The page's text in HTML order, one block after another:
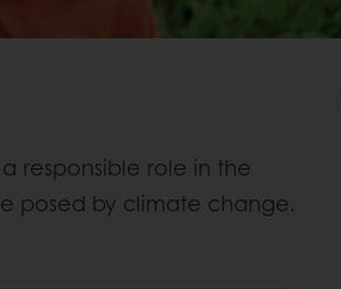
responsible role in the
posed by climate change.